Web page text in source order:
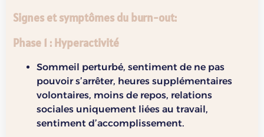
Signes et symptômes du burn-out:
Phase 1 : Hyperactivité
Sommeil perturbé, sentiment de ne pas
pouvoir s’arrêter, heures supplémentaires
volontaires, moins de repos, relations
sociales uniquement liées au travail,
sentiment d’accomplissement.